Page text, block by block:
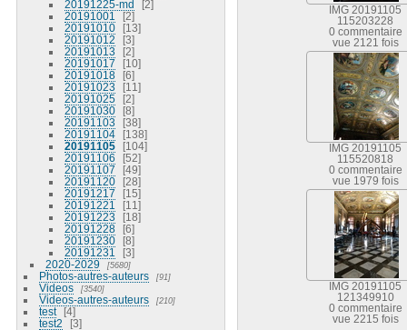
20191225-md
2
20191001
2
20191010
13
20191012
3
20191013
2
20191017
10
20191018
6
20191023
11
20191025
2
20191030
8
20191103
38
20191104
138
20191105
104
20191106
52
20191107
49
20191120
28
20191217
15
20191221
11
20191223
18
20191228
6
20191230
8
20191231
3
2020-2029
5680
Photos-autres-auteurs 91
Videos 3540
Videos-autres-auteurs 210
test
4
test2
3
IMG 20191105
115203228
0 commentaire
vue 2121 fois
IMG 20191105
115520818
0 commentaire
vue 1979 fois
IMG 20191105
121349910
0 commentaire
vue 2215 fois